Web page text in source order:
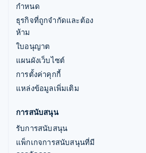
กำหนด
ธุรกิจที่ถูกจำกัดและต้อง
ห้าม
ใบอนุญาต
แผนผังเว็บไซต์
การตั้งค่าคุกกี้
แหล่งข้อมูลเพิ่มเติม
การสนับสนุน
รับการสนับสนุน
แพ็กเกจการสนับสนุนที่มี